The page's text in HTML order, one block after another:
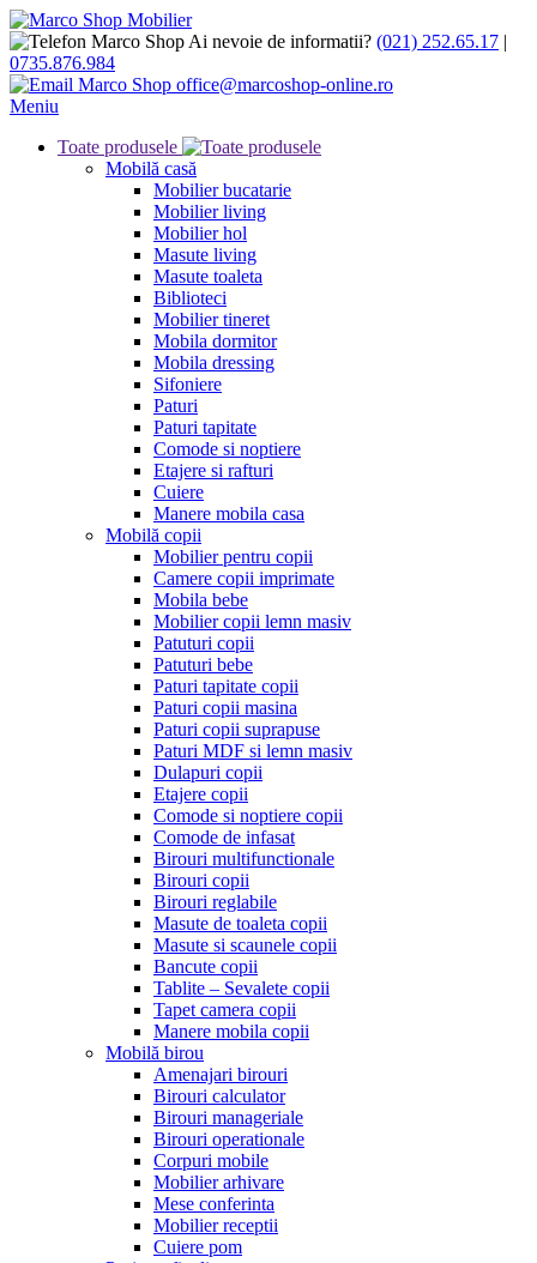
Ai nevoie de informatii? (021) 252.65.17 |
0735.876.984
office@marcoshop-online.ro
Meniu
Toate produsele
Mobilă casă
Mobilier bucatarie
Mobilier living
Mobilier hol
Masute living
Masute toaleta
Biblioteci
Mobilier tineret
Mobila dormitor
Mobila dressing
Sifoniere
Paturi
Paturi tapitate
Comode si noptiere
Etajere si rafturi
Cuiere
Manere mobila casa
Mobilă copii
Mobilier pentru copii
Camere copii imprimate
Mobila bebe
Mobilier copii lemn masiv
Patuturi copii
Patuturi bebe
Paturi tapitate copii
Paturi copii masina
Paturi copii suprapuse
Paturi MDF si lemn masiv
Dulapuri copii
Etajere copii
Comode si noptiere copii
Comode de infasat
Birouri multifunctionale
Birouri copii
Birouri reglabile
Masute de toaleta copii
Masute si scaunele copii
Bancute copii
Tablite – Sevalete copii
Tapet camera copii
Manere mobila copii
Mobilă birou
Amenajari birouri
Birouri calculator
Birouri manageriale
Birouri operationale
Corpuri mobile
Mobilier arhivare
Mese conferinta
Mobilier receptii
Cuiere pom